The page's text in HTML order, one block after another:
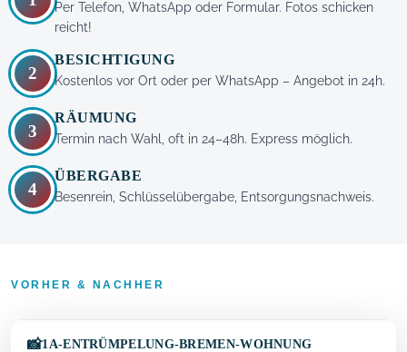
Per Telefon, WhatsApp oder Formular. Fotos schicken
reicht!
2
BESICHTIGUNG
Kostenlos vor Ort oder per WhatsApp – Angebot in 24h.
3
RÄUMUNG
Termin nach Wahl, oft in 24–48h. Express möglich.
4
ÜBERGABE
Besenrein, Schlüsselübergabe, Entsorgungsnachweis.
VORHER & NACHHER
↔
VORHER
1A-ENTRÜMPELUNG-BREMEN-WOHNUNG